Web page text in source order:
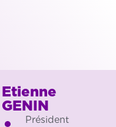
Etienne
GENIN
Président